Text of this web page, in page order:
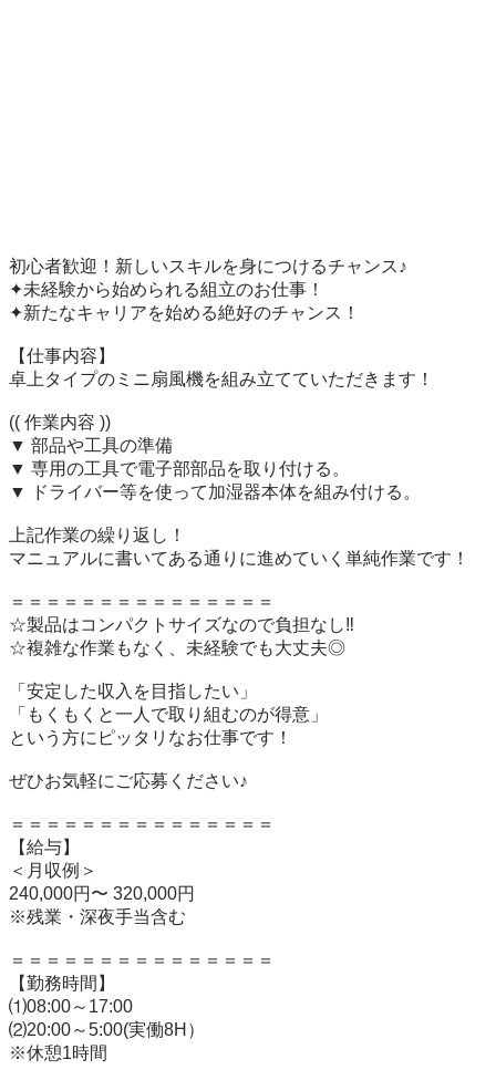
初心者歓迎！新しいスキルを身につけるチャンス♪
✦未経験から始められる組立のお仕事！
✦新たなキャリアを始める絶好のチャンス！
【仕事内容】
卓上タイプのミニ扇風機を組み立てていただきます！
(( 作業内容 ))
▼ 部品や工具の準備
▼ 専用の工具で電子部部品を取り付ける。
▼ ドライバー等を使って加湿器本体を組み付ける。
上記作業の繰り返し！
マニュアルに書いてある通りに進めていく単純作業です！
＝＝＝＝＝＝＝＝＝＝＝＝＝＝＝
☆製品はコンパクトサイズなので負担なし‼
☆複雑な作業もなく、未経験でも大丈夫◎
「安定した収入を目指したい」
「もくもくと一人で取り組むのが得意」
という方にピッタリなお仕事です！
ぜひお気軽にご応募ください♪
＝＝＝＝＝＝＝＝＝＝＝＝＝＝＝
【給与】
＜月収例＞
240,000円〜 320,000円
※残業・深夜手当含む
＝＝＝＝＝＝＝＝＝＝＝＝＝＝＝
【勤務時間】
⑴08:00～17:00
⑵20:00～5:00(実働8H）
※休憩1時間